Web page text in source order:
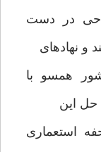
در دست
و نهادهاى
همسو با
حل اين
استعمارى